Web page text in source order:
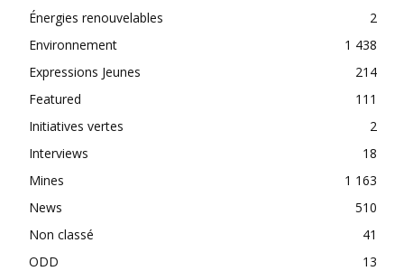
Énergies renouvelables
2
Environnement
1 438
Expressions Jeunes
214
Featured
111
Initiatives vertes
2
Interviews
18
Mines
1 163
News
510
Non classé
41
ODD
13